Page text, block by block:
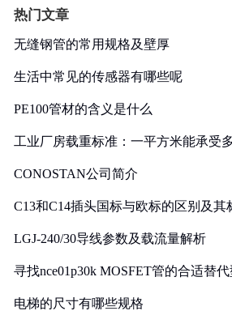
热门文章
无缝钢管的常用规格及壁厚
生活中常见的传感器有哪些呢
PE100管材的含义是什么
工业厂房载重标准：一平方米能承受
CONOSTAN公司简介
C13和C14插头国标与欧标的区别及其
LGJ-240/30导线参数及载流量解析
寻找nce01p30k MOSFET管的合适替
电梯的尺寸有哪些规格